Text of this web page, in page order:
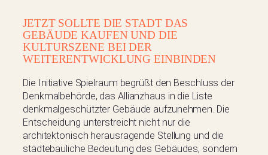
JETZT SOLLTE DIE STADT DAS
GEBÄUDE KAUFEN UND DIE
KULTURSZENE BEI DER
WEITERENTWICKLUNG EINBINDEN
Die Initiative Spielraum begrüßt den Beschluss der
Denkmalbehörde, das Allianzhaus in die Liste
denkmalgeschützter Gebäude aufzunehmen. Die
Entscheidung unterstreicht nicht nur die
architektonisch herausragende Stellung und die
städtebauliche Bedeutung des Gebäudes, sondern